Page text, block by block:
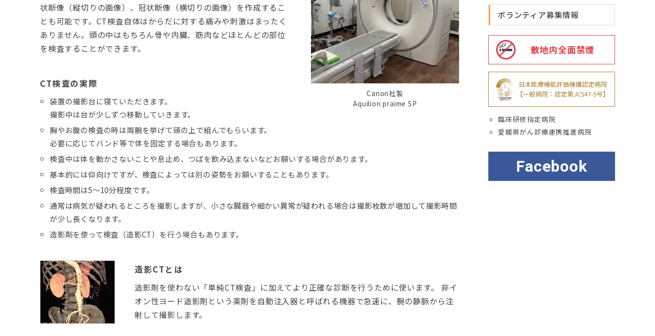
Canon社製
Aquilion praime SP
状断像（縦切りの画像）、冠状断像（横切りの画像）を作成するこ
とも可能です。CT検査自体はからだに対する痛みや刺激はまったく
ありません。頭の中はもちろん骨や内臓、筋肉などほとんどの部位
を検査することができます。
CT検査の実際
装置の撮影台に寝ていただきます。
撮影中は台が少しずつ移動していきます。
胸やお腹の検査の時は両腕を挙げて頭の上で組んでもらいます。
必要に応じてバンド等で体を固定する場合もあります。
検査中は体を動かさないことや息止め、つばを飲み込まないなどお願いする場合があります。
基本的には仰向けですが、検査によっては別の姿勢をお願いすることもあります。
検査時間は5～10分程度です。
通常は病気が疑われるところを撮影しますが、小さな臓器や細かい異常が疑われる場合は撮影枚数が増加して撮影時間
が少し長くなります。
造影剤を使って検査（造影CT）を行う場合もあります。
造影CTとは
造影剤を使わない「単純CT検査」に加えてより正確な診断を行うために使います。 非イ
オン性ヨード造影剤という薬剤を自動注入器と呼ばれる機器で急速に、腕の静脈から注
射して撮影します。
ボランティア募集情報
敷地内全面禁煙
日本医療機能評価機構認定病院
【一般病院：認定第JC547-5号】
臨床研修指定病院
愛媛県がん診療連携推進病院
Facebook